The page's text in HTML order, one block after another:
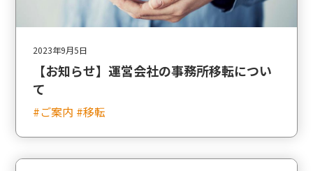
2023年9月5日
【お知らせ】運営会社の事務所移転につい
て
#ご案内 #移転